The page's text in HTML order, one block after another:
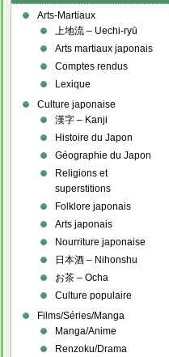
Arts-Martiaux
上地流 – Uechi-ryū
Arts martiaux japonais
Comptes rendus
Lexique
Culture japonaise
漢字 – Kanji
Histoire du Japon
Géographie du Japon
Religions et
superstitions
Folklore japonais
Arts japonais
Nourriture japonaise
日本酒 – Nihonshu
お茶 – Ocha
Culture populaire
Films/Séries/Manga
Manga/Anime
Renzoku/Drama